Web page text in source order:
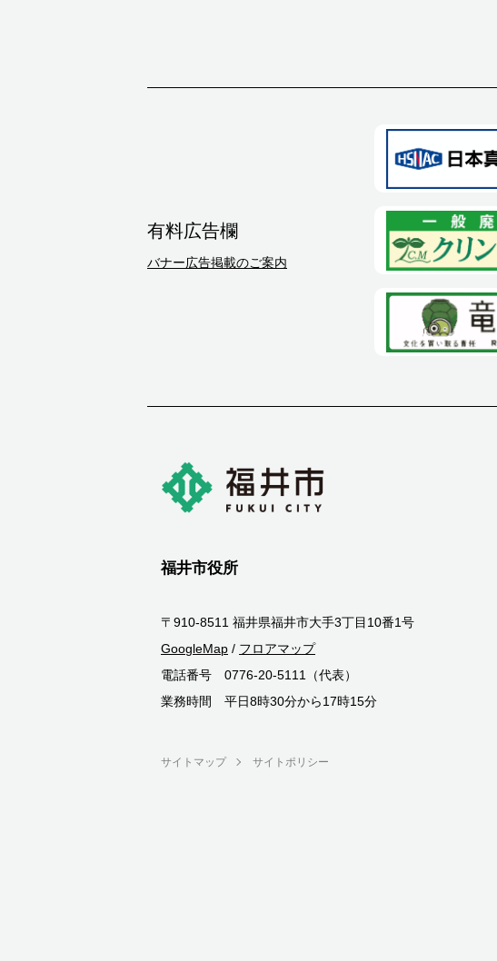
有料広告欄
バナー広告掲載のご案内
福井市役所
〒910-8511 福井県福井市大手3丁目10番1号
GoogleMap / フロアマップ
電話番号 0776-20-5111（代表）
業務時間 平日8時30分から17時15分
サイトマップ サイトポリシー